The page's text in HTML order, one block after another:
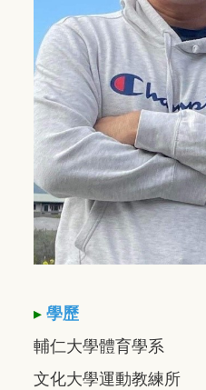
▸ 學歷
輔仁大學體育學系
文化大學運動教練所